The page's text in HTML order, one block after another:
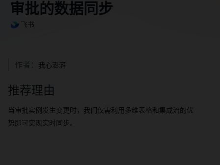
审批的数据同步
飞书
作者： 我心澎湃
推荐理由
当审批实例发生变更时，我们仅需利用多维表格和集成流的优
势即可实现实时同步。